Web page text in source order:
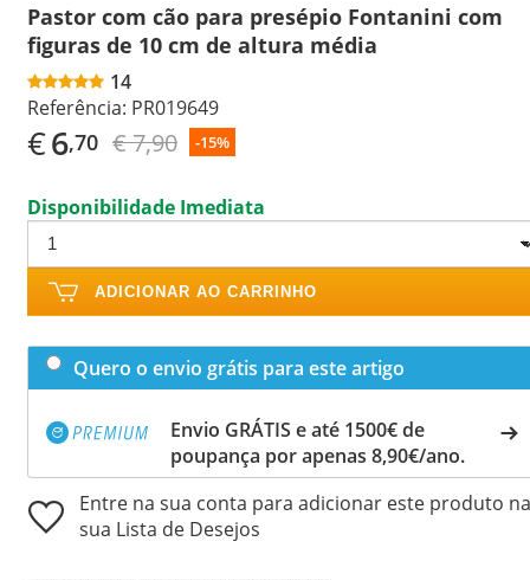
Pastor com cão para presépio Fontanini com
figuras de 10 cm de altura média
14
Referência: PR019649
€6,70 € 7,90 -15%
Disponibilidade Imediata
ADICIONAR AO CARRINHO
Quero o envio grátis para este artigo
Envio GRÁTIS e até 1500€ de
poupança por apenas 8,90€/ano.
Entre na sua conta para adicionar este produto na
sua Lista de Desejos